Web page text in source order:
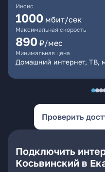
Инсис
1000 мбит/сек
Максимальная скорость
890 ₽/мес
Минимальная цена
Домашний интернет, ТВ,
Проверить
Подключить
Косьвинский в